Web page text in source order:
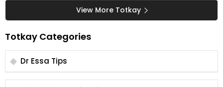
View More Totkay
Totkay Categories
Dr Essa Tips